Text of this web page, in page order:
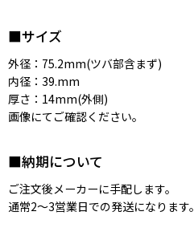
■サイズ
外径：75.2mm(ツバ部含まず)
内径：39.mm
厚さ：14mm(外側)
画像にてご確認ください。
■納期について
ご注文後メーカーに手配します。
通常2〜3営業日での発送になります。